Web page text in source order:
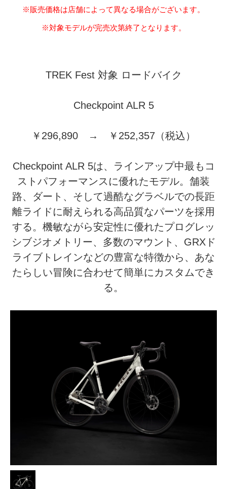
※販売価格は店舗によって異なる場合がございます。
※対象モデルが完売次第終了となります。
TREK Fest 対象 ロードバイク
Checkpoint ALR 5
￥296,890 → ￥252,357（税込）
Checkpoint ALR 5は、ラインアップ中最もコ
ストパフォーマンスに優れたモデル。舗装
路、ダート、そして過酷なグラベルでの長距
離ライドに耐えられる高品質なパーツを採用
する。機敏ながら安定性に優れたプログレッ
シブジオメトリー、多数のマウント、GRXド
ライブトレインなどの豊富な特徴から、あな
たらしい冒険に合わせて簡単にカスタムでき
る。